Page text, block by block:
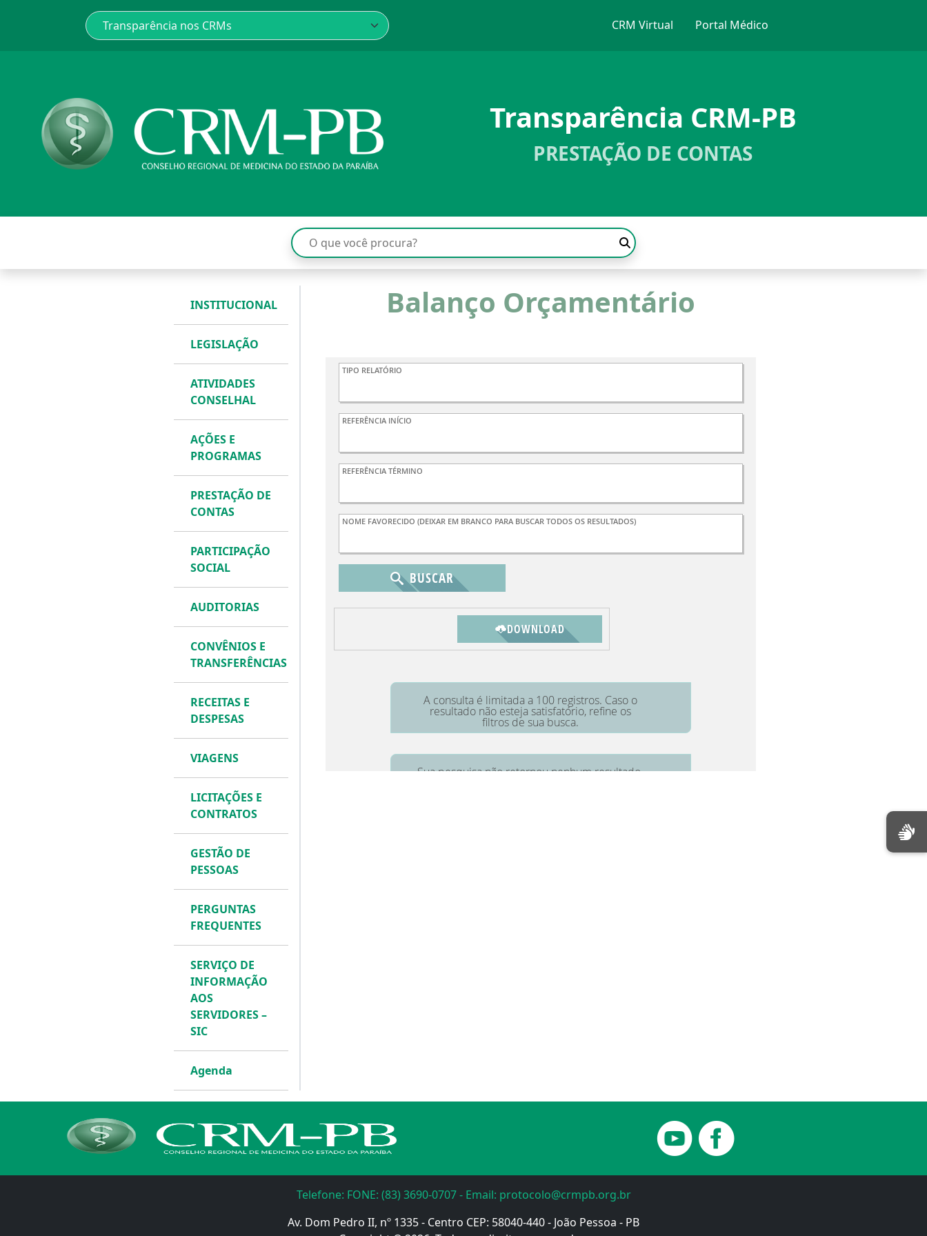
CRM Virtual Portal Médico
Transparência CRM-PB
PRESTAÇÃO DE CONTAS
INSTITUCIONAL
LEGISLAÇÃO
ATIVIDADES
CONSELHAL
AÇÕES E
PROGRAMAS
PRESTAÇÃO DE
CONTAS
PARTICIPAÇÃO
SOCIAL
AUDITORIAS
CONVÊNIOS E
TRANSFERÊNCIAS
RECEITAS E
DESPESAS
VIAGENS
LICITAÇÕES E
CONTRATOS
GESTÃO DE
PESSOAS
PERGUNTAS
FREQUENTES
SERVIÇO DE
INFORMAÇÃO
AOS
SERVIDORES –
SIC
Agenda
Balanço Orçamentário
Telefone: FONE: (83) 3690-0707 - Email: protocolo@crmpb.org.br
Av. Dom Pedro II, nº 1335 - Centro CEP: 58040-440 - João Pessoa - PB